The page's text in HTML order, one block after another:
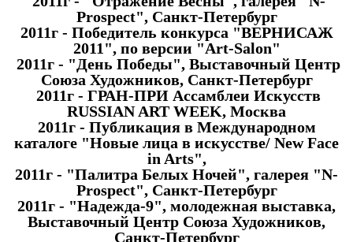
Prospect", Санкт-Петербург
2011г - Победитель конкурса "ВЕРНИСАЖ
2011", по версии "Аrt-Salon"
2011г - "День Победы", Выставочный Центр
Союза Художников, Санкт-Петербург
2011г - ГРАН-ПРИ Ассамблеи Искусств
RUSSIAN ART WEEK, Москва
2011г - Публикация в Международном
каталоге "Новые лица в искусстве/ New Face
in Arts",
2011г - "Палитра Белых Ночей", галерея "N-
Prospect", Санкт-Петербург
2011г - "Надежда-9", молодежная выставка,
Выставочный Центр Союза Художников,
Санкт-Петербург